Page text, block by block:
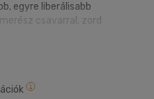
egyre liberálisabb
csavarral, zord
alakul, és egy olyan
amely messze túlmutat az
valahogy elviselni, hanem